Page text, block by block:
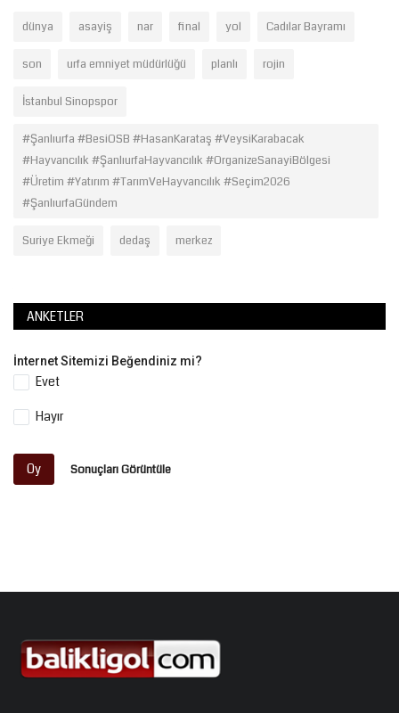
dünya asayiş nar final yol Cadılar Bayramı
son urfa emniyet müdürlüğü planlı rojin
İstanbul Sinopspor
#Şanlıurfa #BesiOSB #HasanKarataş #VeysiKarabacak
#Hayvancılık #ŞanlıurfaHayvancılık #OrganizeSanayiBölgesi
#Üretim #Yatırım #TarımVeHayvancılık #Seçim2026
#ŞanlıurfaGündem
Suriye Ekmeği dedaş merkez
ANKETLER
İnternet Sitemizi Beğendiniz mi?
Evet
Hayır
Oy Sonuçları Görüntüle